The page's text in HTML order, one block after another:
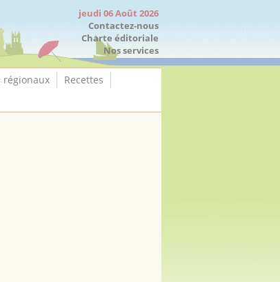
jeudi 06 Août 2026
Contactez-nous
Charte éditoriale
Nos services
régionaux
Recettes